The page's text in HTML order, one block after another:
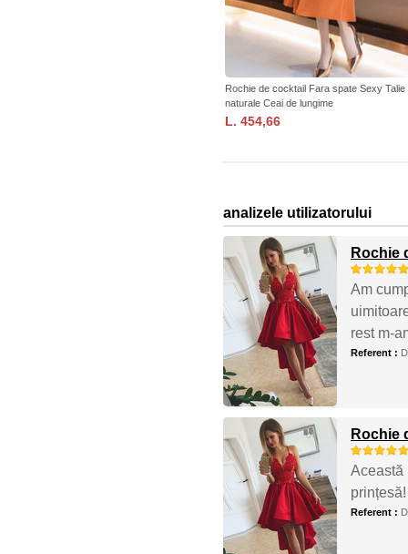
Rochie de cocktail Fara spate Sexy Talie
naturale Ceai de lungime
L. 454,66
analizele utilizatorului
Rochie
Am
rest m-
Referent :
Rochie
Această
prințesă!
Referent :